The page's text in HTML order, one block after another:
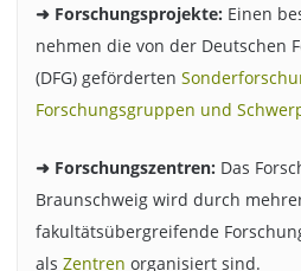
➜ Forschungsprojekte: Einen
nehmen die von der Deutschen
(DFG) geförderten
Forschungsgruppen und
➜ Forschungszentren: Das
Braunschweig wird durch
fakultätsübergreifende
als Zentren organisiert sind.